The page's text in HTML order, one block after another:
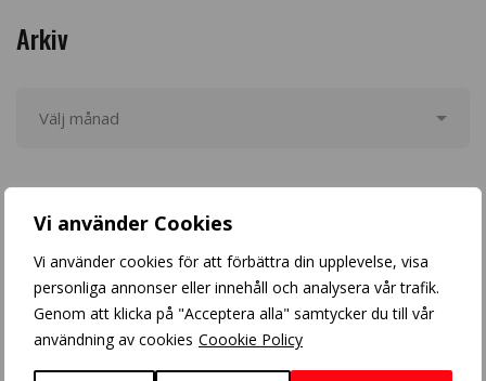
Vi använder Cookies
Vi använder cookies för att förbättra din upplevelse, visa
personliga annonser eller innehåll och analysera vår trafik.
Genom att klicka på "Acceptera alla" samtycker du till vår
användning av cookies Coookie Policy
Arkiv
Populära inlägg
Crazy Color
Balayage